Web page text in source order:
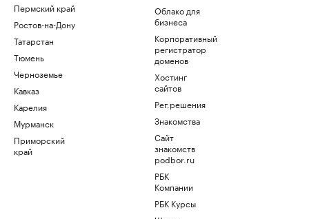
Пермский край
Ростов-на-Дону
Татарстан
Тюмень
Черноземье
Кавказ
Карелия
Мурманск
Приморский
край
Облако для
бизнеса
Корпоративный
регистратор
доменов
Хостинг
сайтов
Рег.решения
Знакомства
Сайт
знакомств
podbor.ru
РБК
Компании
РБК Курсы